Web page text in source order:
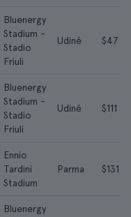
Bluenergy
Stadium -
Stadio
Friuli
Udiné $47
Bluenergy
Stadium -
Stadio
Friuli
Udiné $111
Ennio
Tardini
Stadium
Parma $131
Bluenergy